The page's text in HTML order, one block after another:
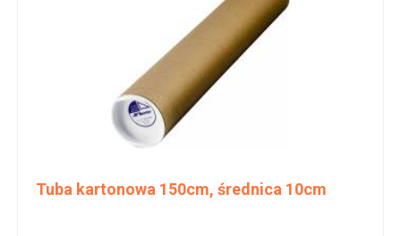
Tuba kartonowa 150cm, średnica 10cm